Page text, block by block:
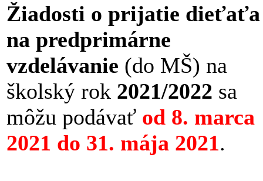
Žiadosti o prijatie dieťaťa
na predprimárne
vzdelávanie (do MŠ) na
školský rok 2021/2022 sa
môžu podávať od 8. marca
2021 do 31. mája 2021.